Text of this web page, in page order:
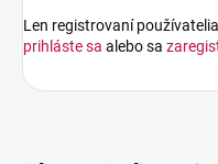
Len registrovaní
prihláste sa alebo sa